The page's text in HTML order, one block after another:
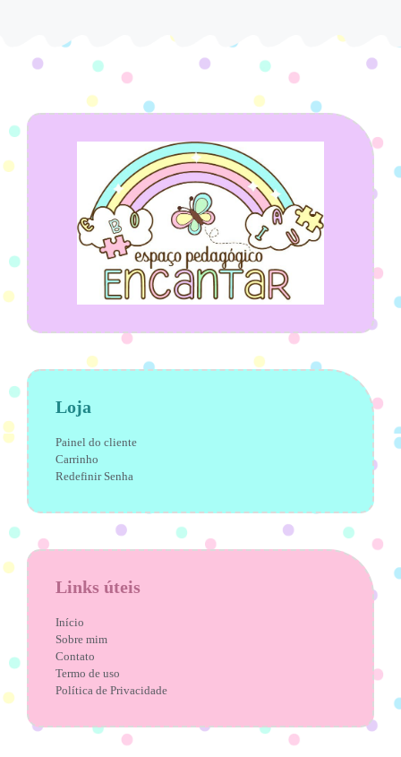
Loja
Painel do cliente
Carrinho
Redefinir Senha
Links úteis
Início
Sobre mim
Contato
Termo de uso
Política de Privacidade